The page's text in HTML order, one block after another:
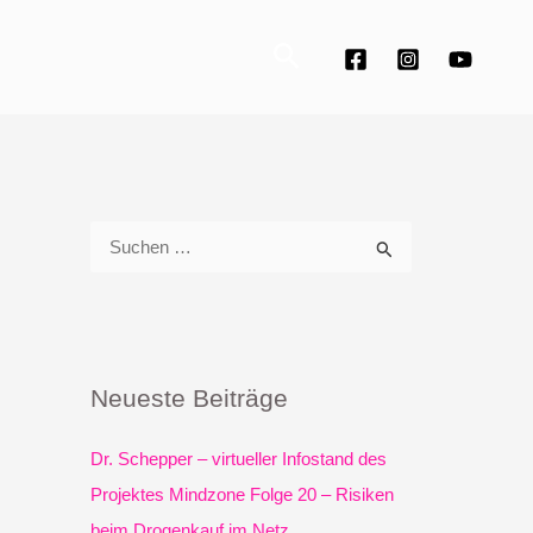
Suchen
n
a
c
Neueste Beiträge
Dr. Schepper – virtueller Infostand des
Projektes Mindzone Folge 20 – Risiken